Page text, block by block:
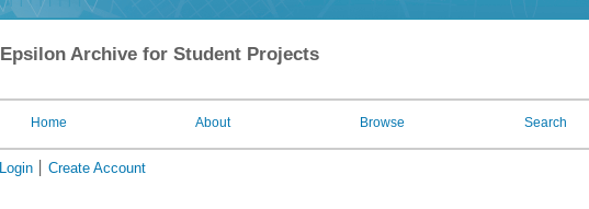
Epsilon Archive for Student Projects
Home About Browse Search
Login Create Account